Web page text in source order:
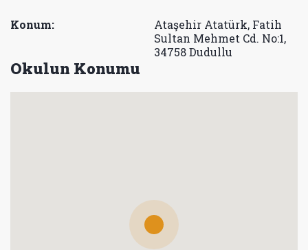
Konum:
Ataşehir Atatürk, Fatih
Sultan Mehmet Cd. No:1,
34758 Dudullu
Okulun Konumu